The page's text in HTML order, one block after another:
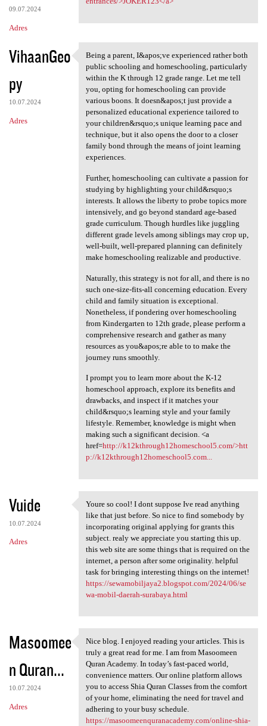
09.07.2024
Adres
VihaanGeo
py
10.07.2024
Adres
Being a parent, I&apos;ve
Being a parent, I&apos;ve experienced rather both
public schooling and homeschooling, particularly
within the K through 12 grade range. Let me tell
you, opting for homeschooling can provide
various boons. It doesn&apos;t just provide a
personalized educational experience tailored to
your children&rsquo;s unique learning pace and
technique, but it also opens the door to a closer
family bond through the means of joint learning
experiences.
Further, homeschooling can cultivate a passion for
studying by highlighting your child&rsquo;s
interests. It allows the liberty to probe topics more
intensively, and go beyond standard age-based
grade curriculum. Though hurdles like juggling
different grade levels among siblings may crop up,
well-built, well-prepared planning can definitely
make homeschooling realizable and productive.
Naturally, this strategy is not for all, and there is no
such one-size-fits-all concerning education. Every
child and family situation is exceptional.
Nonetheless, if pondering over homeschooling
from Kindergarten to 12th grade, please perform a
comprehensive research and gather as many
resources as you&apos;re able to to make the
journey runs smoothly.
I prompt you to learn more about the K-12
homeschool approach, explore its benefits and
drawbacks, and inspect if it matches your
child&rsquo;s learning style and your family
lifestyle. Remember, knowledge is might when
making such a significant decision. <a
href=http://k12kthrough12homeschool5.com/>htt
p://k12kthrough12homeschool5.com...
Vuide
10.07.2024
Adres
Youre so cool! I dont suppose
Youre so cool! I dont suppose Ive read anything
like that just before. So nice to find somebody by
incorporating original applying for grants this
subject. realy we appreciate you starting this up.
this web site are some things that is required on the
internet, a person after some originality. helpful
task for bringing interesting things on the internet!
https://sewamobiljaya2.blogspot.com/2024/06/se
wa-mobil-daerah-surabaya.html
Masoomee
n Quran...
10.07.2024
Adres
Nice blog. I enjoyed reading
Nice blog. I enjoyed reading your articles. This is
truly a great read for me. I am from Masoomeen
Quran Academy. In today’s fast-paced world,
convenience matters. Our online platform allows
you to access Shia Quran Classes from the comfort
of your home, eliminating the need for travel and
adhering to your busy schedule.
https://masoomeenquranacademy.com/online-shia-